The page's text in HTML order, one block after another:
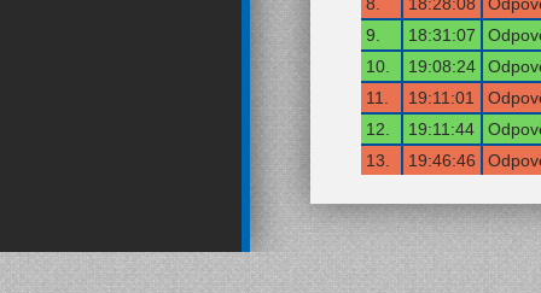
9.
18:31:07
10.
19:08:24
11.
19:11:01
12.
19:11:44
13.
19:46:46